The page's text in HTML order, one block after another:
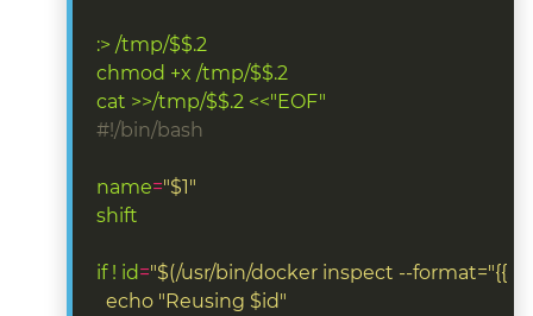
:> /tmp/$$.2
chmod +x /tmp/$$.2
cat >>/tmp/$$.2 <<"EOF"
#!/bin/bash
name="$1"
shift
if ! id =